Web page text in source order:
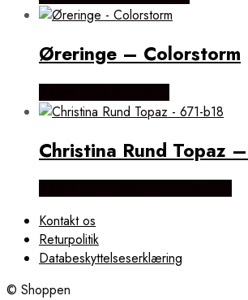
Øreringe – Colorstorm
Christina Rund Topaz
Kontakt os
Returpolitik
Databeskyttelseserklæring
© Shoppen